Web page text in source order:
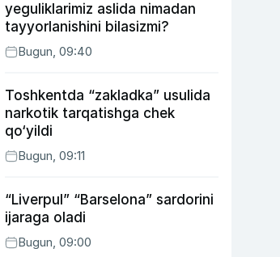
yeguliklarimiz aslida nimadan
tayyorlanishini bilasizmi?
Bugun, 09:40
Toshkentda “zakladka” usulida
narkotik tarqatishga chek
qo‘yildi
Bugun, 09:11
“Liverpul” “Barselona” sardorini
ijaraga oladi
Bugun, 09:00